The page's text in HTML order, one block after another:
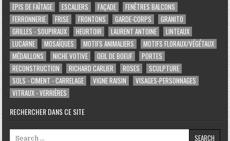
EPIS DE FAÎTAGE
ESCALIERS FAÇADE
FENÊTRES BALCONS
FERRONNERIE
FRISE FRONTONS GARDE-CORPS
GRANITO
GRILLES - SOUPIRAUX
HEURTOIR LAURENT ANTOINE
LINTEAUX
LUCARNE
MOSAÏQUES MOTIFS ANIMALIERS
MOTIFS FLORAUX/VÉGÉTAUX
MÉDAILLONS
NICHE VOTIVE OEIL DE BOEUF
PORTES
RECONSTRUCTION
RICHARD CARLIER ROSES
SCULPTURE
SOLS - CIMENT - CARRELAGE
VIGNE RAISIN
VISAGES-PERSONNAGES
VITRAUX - VERRIÈRES
RECHERCHER DANS CE SITE